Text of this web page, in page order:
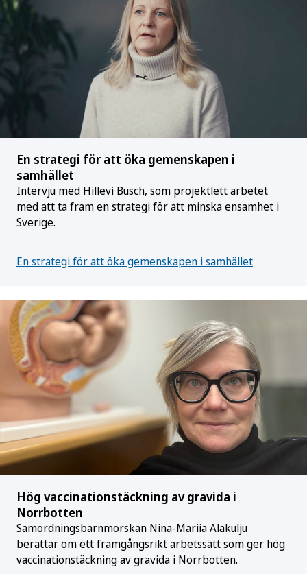
En strategi för att öka gemenskapen i
samhället
Intervju med Hillevi Busch, som projektlett arbetet
med att ta fram en strategi för att minska ensamhet i
Sverige.
En strategi för att öka gemenskapen i samhället
Hög vaccinationstäckning av gravida i
Norrbotten
Samordningsbarnmorskan Nina-Mariia Alakulju
berättar om ett framgångsrikt arbetssätt som ger hög
vaccinationstäckning av gravida i Norrbotten.